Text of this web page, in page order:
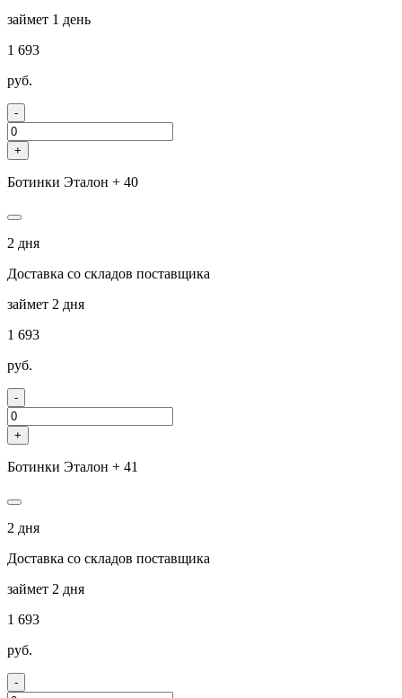
займет 1 день
1 693
руб.
-
+
Ботинки Эталон + 40
2 дня
Доставка со складов поставщика
займет 2 дня
1 693
руб.
-
+
Ботинки Эталон + 41
2 дня
Доставка со складов поставщика
займет 2 дня
1 693
руб.
-